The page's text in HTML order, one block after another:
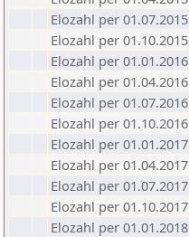
Elozahl per 01.07.2015
Elozahl per 01.10.2015
Elozahl per 01.01.2016
Elozahl per 01.04.2016
Elozahl per 01.07.2016
Elozahl per 01.10.2016
Elozahl per 01.01.2017
Elozahl per 01.04.2017
Elozahl per 01.07.2017
Elozahl per 01.10.2017
Elozahl per 01.01.2018